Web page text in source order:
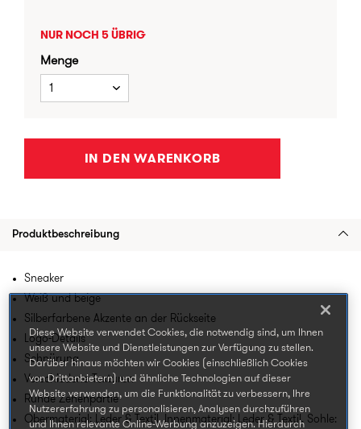
NUR NOCH 5 ÜBRIG
Menge
1
IN DEN WARENKORB
Produktbeschreibung
Sneaker
Weiß und beige
Silberfarbene Akzente an der Rückseite
Logo-Details
Schnürung
Verschiedene Texturen
Runde Zehenpartie
Obermaterial: Leder & Textil. Innenmaterial: Leder & Textil. Sohle:
Diese Website verwendet Cookies, die notwendig sind, um Ihnen
unsere Website und Dienstleistungen zur Verfügung zu stellen.
Darüber hinaus möchten wir Cookies (einschließlich Cookies
von Drittanbietern) und ähnliche Technologien auf dieser
Website verwenden, um die Funktionalität zu verbessern, Ihre
Nutzererfahrung zu personalisieren, Analysen durchzuführen
und Ihnen relevante Online-Werbung anzuzeigen. Hierdurch